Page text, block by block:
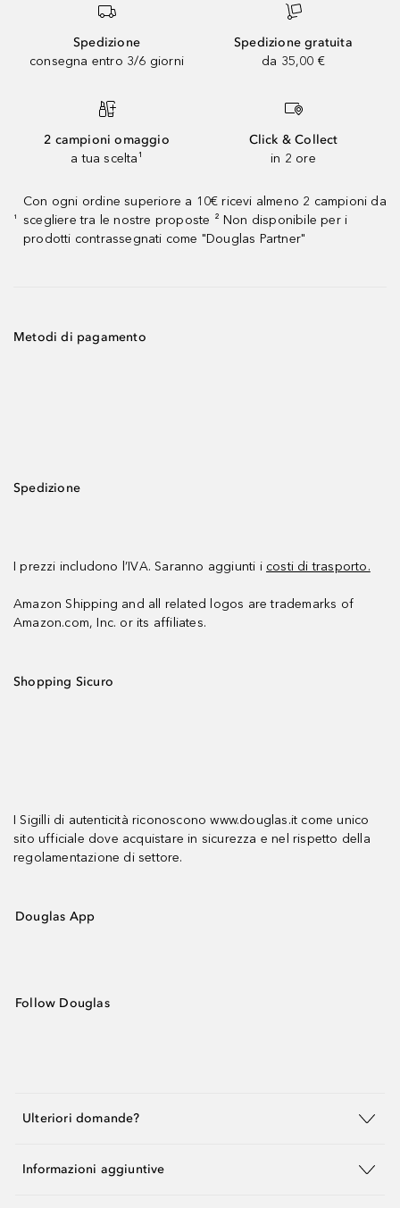
Spedizione
consegna entro 3/6 giorni
Spedizione gratuita
da 35,00 €
2 campioni omaggio
a tua scelta¹
Click & Collect
in 2 ore
¹
Con ogni ordine superiore a 10€ ricevi almeno 2 campioni da
scegliere tra le nostre proposte ² Non disponibile per i
prodotti contrassegnati come "Douglas Partner"
Metodi di pagamento
Spedizione
I prezzi includono l’IVA. Saranno aggiunti i costi di trasporto.
Amazon Shipping and all related logos are trademarks of
Amazon.com, Inc. or its affiliates.
Shopping Sicuro
I Sigilli di autenticità riconoscono www.douglas.it come unico
sito ufficiale dove acquistare in sicurezza e nel rispetto della
regolamentazione di settore.
Douglas App
Follow Douglas
Ulteriori domande?
Informazioni aggiuntive